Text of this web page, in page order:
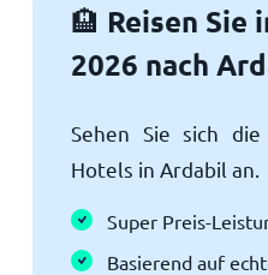
🏨 Reisen Sie
2026 nach
Sehen Sie sich
Hotels in Ardabil an.
Super Preis-
Basierend auf